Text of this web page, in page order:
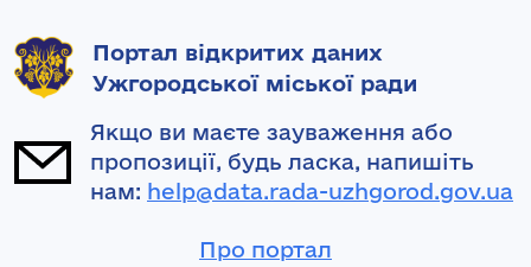
Портал відкритих даних
Ужгородської міської ради
Якщо ви маєте зауваження або
пропозиції, будь ласка, напишіть
нам: help@data.rada-uzhgorod.gov.ua
Про портал